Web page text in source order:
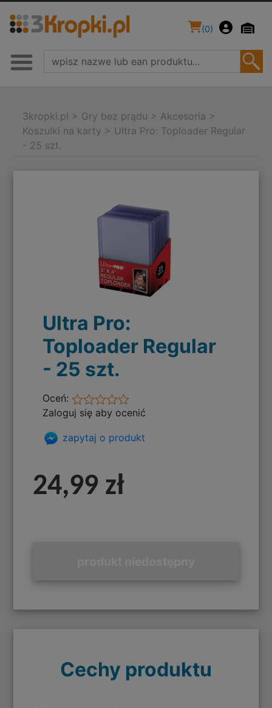
(0)
3kropki.pl > Gry bez prądu > Akcesoria >
Koszulki na karty > Ultra Pro: Toploader Regular
- 25 szt.
Ultra Pro:
Toploader Regular
- 25 szt.
Oceń:
Zaloguj się aby ocenić
zapytaj o produkt
24,99 zł
Cechy produktu